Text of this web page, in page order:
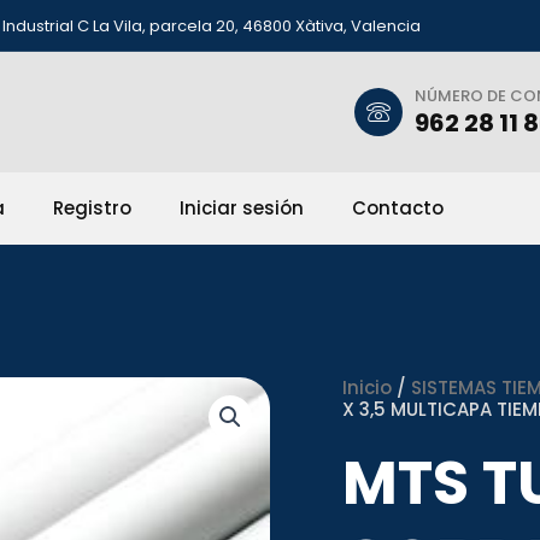
C La Vila, parcela 20, 46800 Xàtiva, Valencia
NÚMERO DE
962 28 11
Registro Iniciar sesión Contacto
Inicio / SISTEMAS
X 3,5 MULTICAPA
MTS